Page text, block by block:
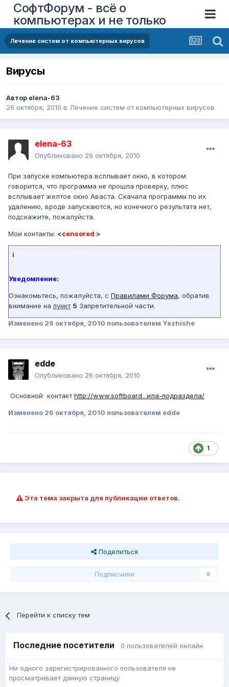
СофтФорум - всё о
компьютерах и не только
Лечение систем от компьютерных вирусов
Вирусы
Автор elena-63
26 октября, 2010 в Лечение систем от компьютерных вирусов
elena-63
Опубликовано 26 октября, 2010
При запуске компьютера всплывает окно, в котором
говорится, что программа не прошла проверку, плюс
всплывает желтое окно Аваста. Скачала программы по их
удалению, вроде запускаются, но конечного результата нет,
подскажите, пожалуйста.
Мои контакты: <censored >
i
Уведомление:
Ознакомьтесь, пожалуйста, с Правилами Форума, обратив
внимание на пункт 5 Запретительной части.
Изменено 26 октября, 2010 пользователем Yezhishe
edde
Опубликовано 26 октября, 2010
Основной контактhttp://www.softboard...ила-подраздела/
Изменено 26 октября, 2010 пользователем edde
1
Эта тема закрыта для публикации ответов.
Поделиться
Подписчики 0
Перейти к списку тем
Последние посетители 0 пользователей онлайн
Ни одного зарегистрированного пользователя не
просматривает данную страницу